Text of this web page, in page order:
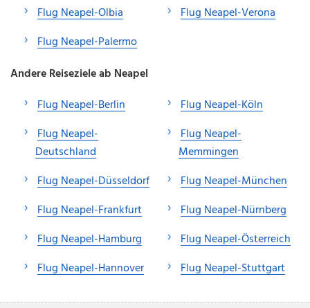
Flug Neapel-Olbia
Flug Neapel-Palermo
Flug Neapel-Verona
Andere Reiseziele ab Neapel
Flug Neapel-Berlin
Flug Neapel-
Deutschland
Flug Neapel-Düsseldorf
Flug Neapel-Frankfurt
Flug Neapel-Hamburg
Flug Neapel-Hannover
Flug Neapel-Köln
Flug Neapel-
Memmingen
Flug Neapel-München
Flug Neapel-Nürnberg
Flug Neapel-Österreich
Flug Neapel-Stuttgart